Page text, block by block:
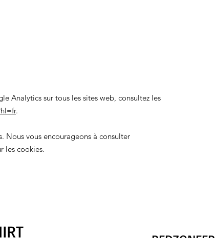
Analytics sur tous les sites web, consultez les
.
vous encourageons à consulter
les cookies.